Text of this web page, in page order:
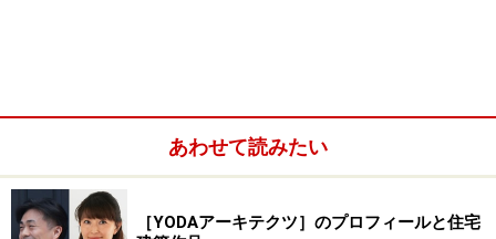
あわせて読みたい
［YODAアーキテクツ］のプロフィールと住宅